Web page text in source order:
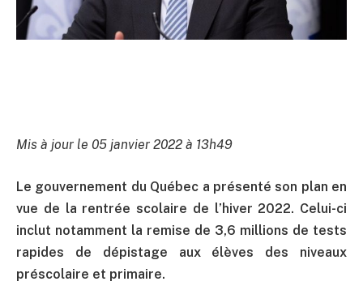
Mis à jour le 05 janvier 2022 à 13h49
Le gouvernement du Québec a présenté son plan en
vue de la rentrée scolaire de l’hiver 2022. Celui-ci
inclut notamment la remise de 3,6 millions de tests
rapides de dépistage aux élèves des niveaux
préscolaire et primaire.